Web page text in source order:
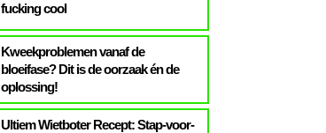
fucking cool
Kweekproblemen vanaf de
bloeifase? Dit is de oorzaak én de
oplossing!
Ultiem Wietboter Recept: Stap-voor-